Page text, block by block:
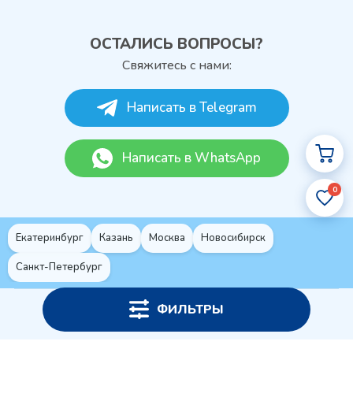
0
ФИЛЬТРЫ
ОСТАЛИСЬ ВОПРОСЫ?
Свяжитесь с нами:
Написать в Telegram
Написать в WhatsApp
Екатеринбург Казань Москва Новосибирск
Санкт-Петербург
Политика конфиденциальности